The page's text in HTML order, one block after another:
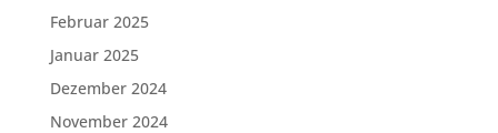
Februar 2025
Januar 2025
Dezember 2024
November 2024